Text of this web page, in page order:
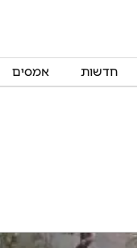
חדשות אמסים